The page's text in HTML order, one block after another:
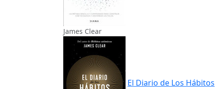
James Clear
El Diario de Los Hábitos